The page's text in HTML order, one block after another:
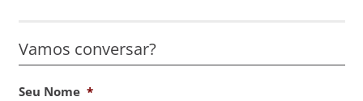
Vamos conversar?
Seu Nome *